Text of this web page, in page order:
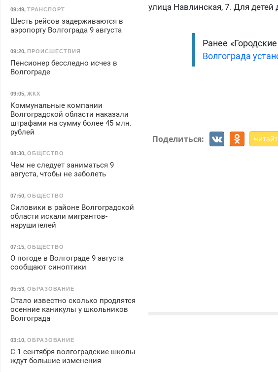
улица Навлинская, 7. Для детей
Ранее
Волгограда
Поделиться:
09:49, ТРАНСПОРТ
Шесть рейсов задерживаются в
аэропорту Волгограда 9 августа
09:20, ПРОИСШЕСТВИЯ
Пенсионер бесследно исчез в
Волгограде
09:05, ЖКХ
Коммунальные компании
Волгоградской области наказали
штрафами на сумму более 45 млн.
рублей
08:30, ОБЩЕСТВО
Чем не следует заниматься 9
августа, чтобы не заболеть
07:50, ОБЩЕСТВО
Силовики в районе Волгоградской
области искали мигрантов-
нарушителей
07:15, ОБЩЕСТВО
О погоде в Волгограде 9 августа
сообщают синоптики
05:53, ОБРАЗОВАНИЕ
Стало известно сколько продлятся
осенние каникулы у школьников
Волгограда
03:10, ОБРАЗОВАНИЕ
С 1 сентября волгоградские школы
ждут большие изменения